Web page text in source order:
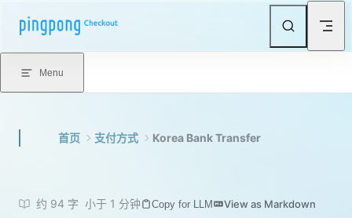
Skip to content
Menu
首页 支付方式 Korea Bank Transfer
约 94 字 小于 1 分钟 Copy for LLM View as Markdown